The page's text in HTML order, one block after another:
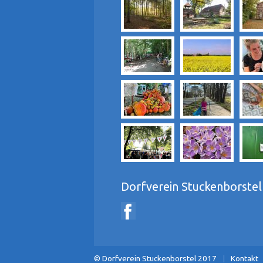
Dorfverein
© Dorfverein Stuckenborstel 2017 Kontakt